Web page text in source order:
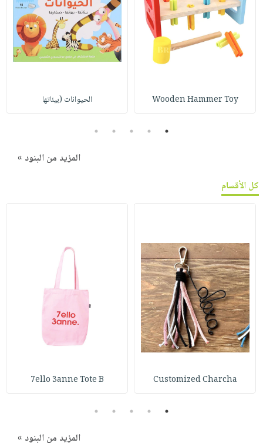
Wooden Hammer Toy الحيوانات (بيئاتها
1
2
3
4
5
المزيد من البنود »
كل الأقسام
Customized Charcha
7ello 3anne Tote B
1
2
3
4
5
المزيد من البنود »